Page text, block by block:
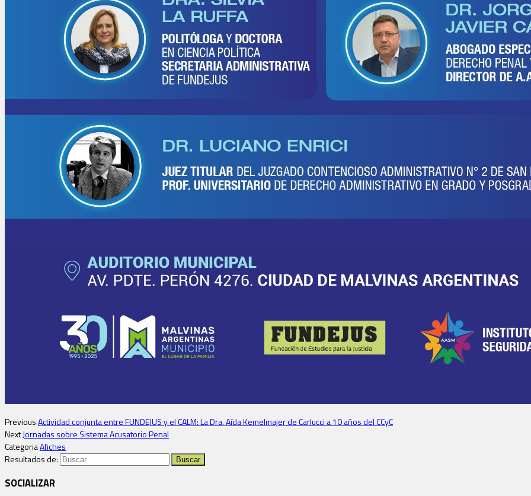
PreviousActividad conjunta entre FUNDEJUS y el CALM: La Dra. Aída Kemelmajer de Carlucci a 10 años del CCyC
NextJornadas sobre Sistema Acusatorio Penal
CategoriaAfiches
Resultados de:
SOCIALIZAR